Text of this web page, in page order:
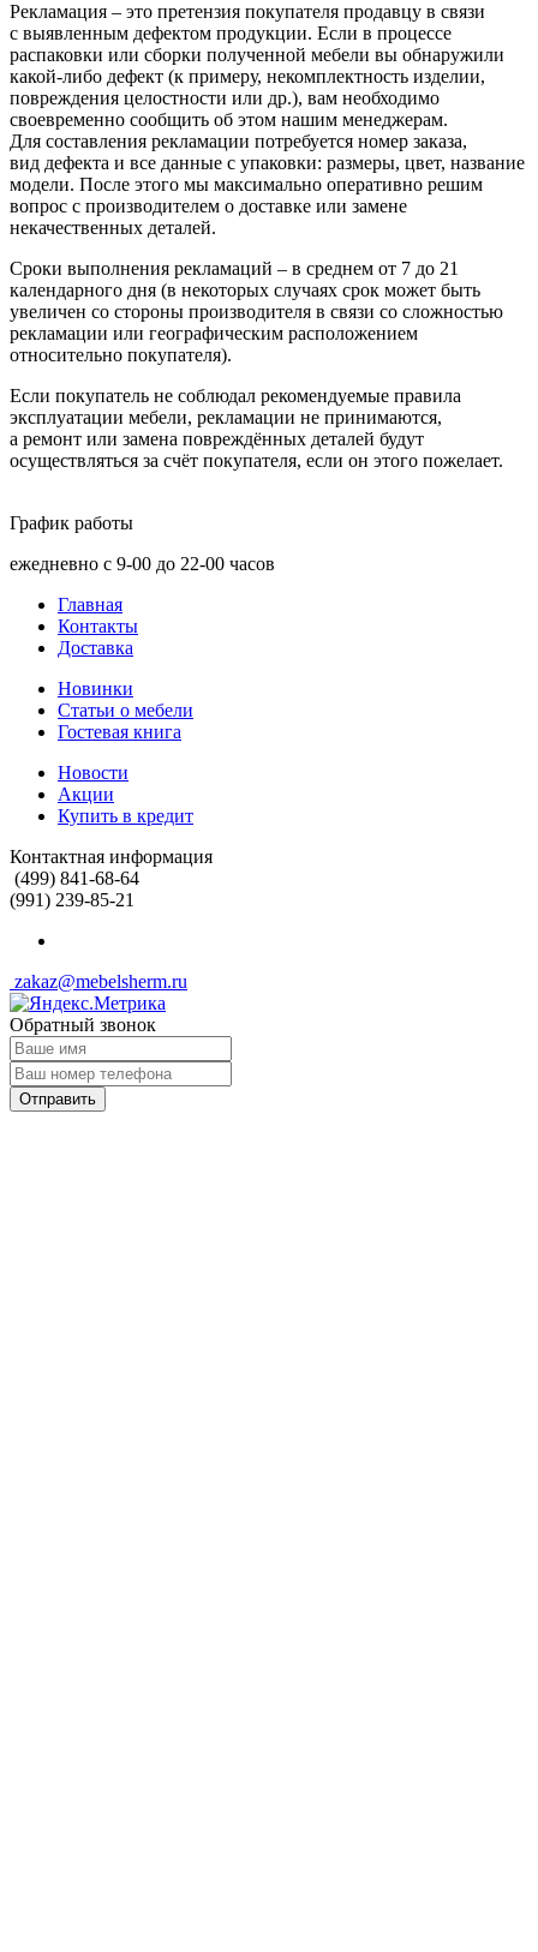
Рекламация – это претензия покупателя продавцу в связи
с выявленным дефектом продукции. Если в процессе
распаковки или сборки полученной мебели вы обнаружили
какой-либо дефект (к примеру, некомплектность изделии,
повреждения целостности или др.), вам необходимо
своевременно сообщить об этом нашим менеджерам.
Для составления рекламации потребуется номер заказа,
вид дефекта и все данные с упаковки: размеры, цвет, название
модели. После этого мы максимально оперативно решим
вопрос с производителем о доставке или замене
некачественных деталей.
Сроки выполнения рекламаций – в среднем от 7 до 21
календарного дня (в некоторых случаях срок может быть
увеличен со стороны производителя в связи со сложностью
рекламации или географическим расположением
относительно покупателя).
Если покупатель не соблюдал рекомендуемые правила
эксплуатации мебели, рекламации не принимаются,
а ремонт или замена повреждённых деталей будут
осуществляться за счёт покупателя, если он этого пожелает.
График работы
ежедневно с 9-00 до 22-00 часов
Главная
Контакты
Доставка
Новинки
Статьи о мебели
Гостевая книга
Новости
Акции
Купить в кредит
Контактная информация
(499) 841-68-64
(991) 239-85-21
zakaz@mebelsherm.ru
Обратный звонок
Отправить